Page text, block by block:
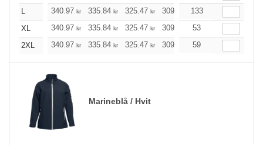
L
340.97 kr 335.84 kr 325.47 kr 309.97 kr 294.47
133
XL
340.97 kr 335.84 kr 325.47 kr 309.97 294.47
53
2XL
340.97 kr 335.84 kr 325.47 kr 309.97 294.47
59
Marineblå / Hvit